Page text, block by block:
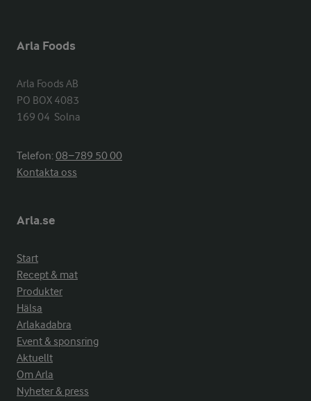
Arla Foods
Arla Foods AB
PO BOX 4083
169 04  Solna
Telefon:08−789 50 00
Kontakta oss
Arla.se
Start
Recept & mat
Produkter
Hälsa
Arlakadabra
Event & sponsring
Aktuellt
Om Arla
Nyheter & press